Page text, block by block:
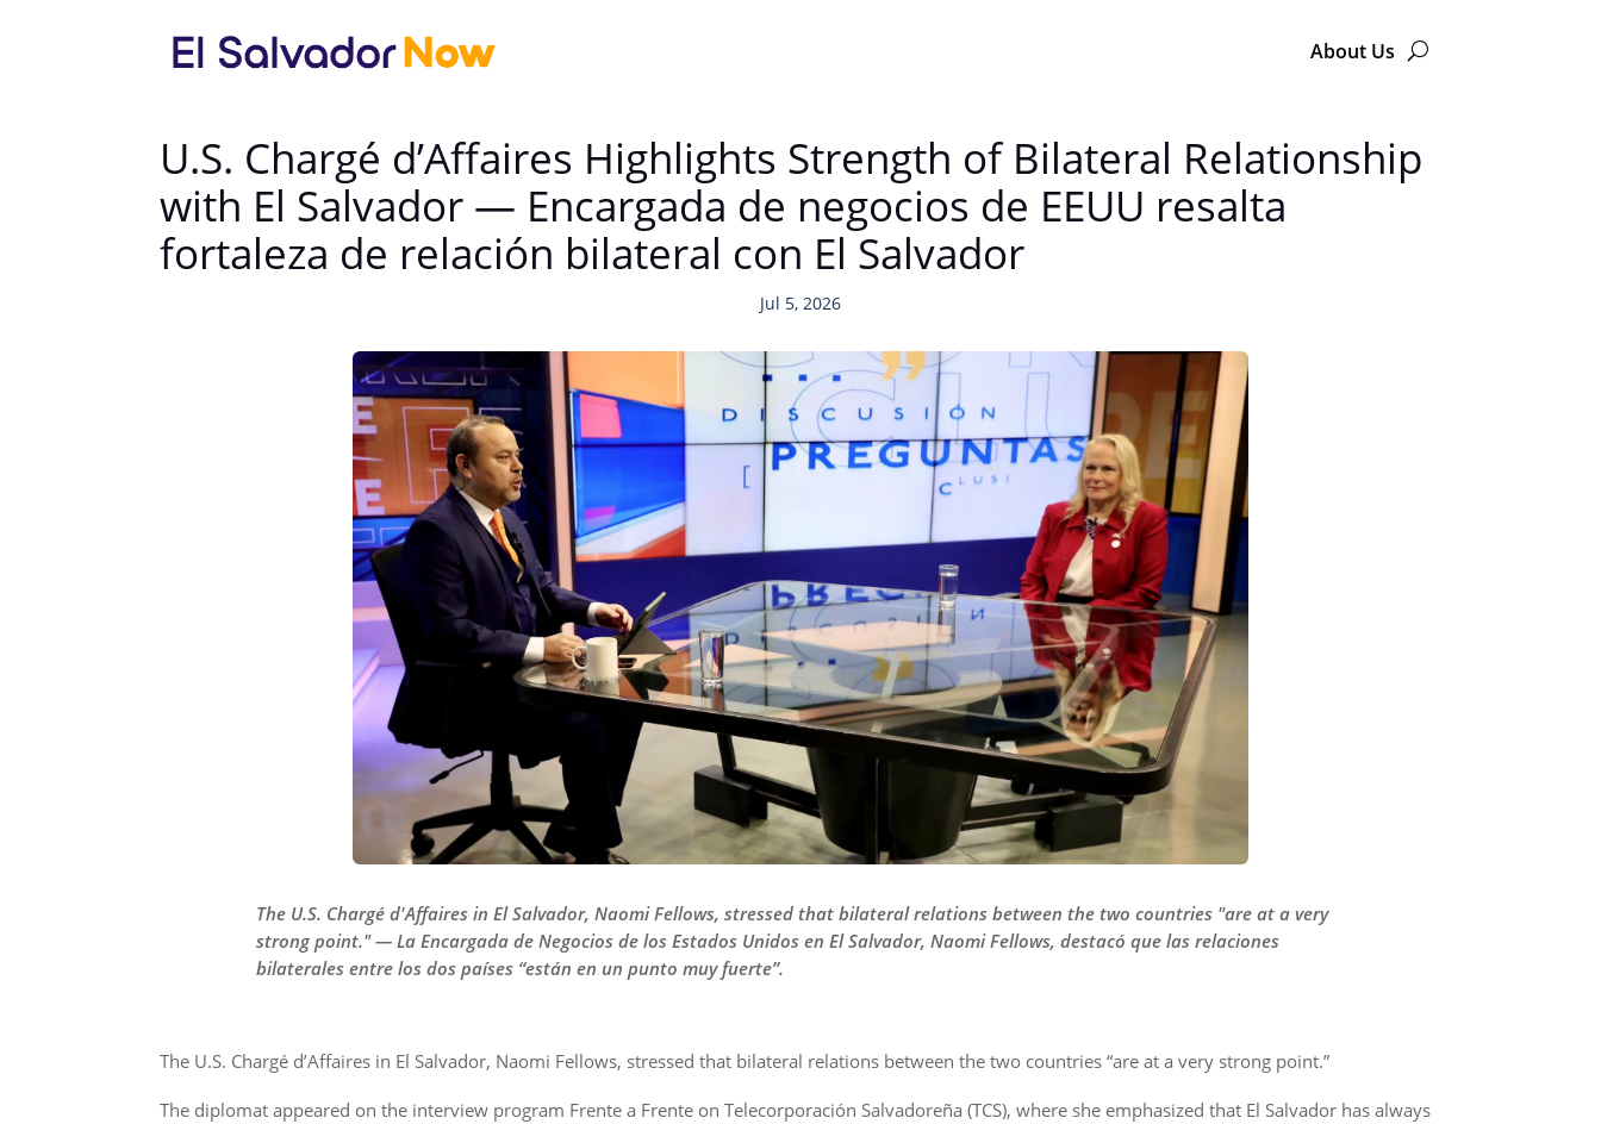
About Us
U.S. Chargé d’Affaires Highlights Strength of Bilateral Relationship
with El Salvador — Encargada de negocios de EEUU resalta
fortaleza de relación bilateral con El Salvador
Jul 5, 2026
The U.S. Chargé d'Affaires in El Salvador, Naomi Fellows, stressed that bilateral relations between the two countries "are at a very
strong point." — La Encargada de Negocios de los Estados Unidos en El Salvador, Naomi Fellows, destacó que las relaciones
bilaterales entre los dos países “están en un punto muy fuerte”.
The U.S. Chargé d’Affaires in El Salvador, Naomi Fellows, stressed that bilateral relations between the two countries “are at a very strong point.”
The diplomat appeared on the interview program Frente a Frente on Telecorporación Salvadoreña (TCS), where she emphasized that El Salvador has always